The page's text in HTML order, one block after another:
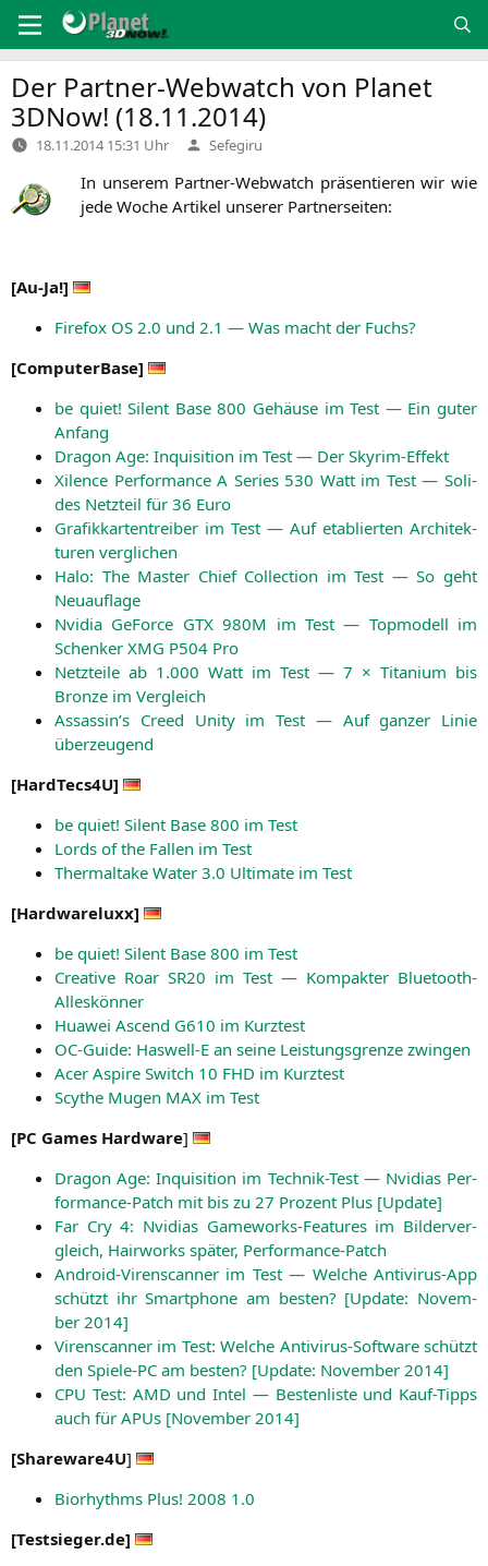
Inhalt
springen
Der Partner-Webwatch von Planet
3DNow! (18.11.2014)
18.11.2014 15:31 Uhr Verfasst
von
Sefegiru
In unse­rem Part­ner-Web­watch prä­sen­tie­ren wir wie
jede Woche Arti­kel unse­rer Partnerseiten:
[Au-Ja!]
Fire­fox OS 2.0 und 2.1 — Was macht der Fuchs?
[Com­pu­ter­Ba­se]
be quiet! Silent Base 800 Gehäu­se im Test — Ein guter
Anfang
Dra­gon Age: Inqui­si­ti­on im Test — Der Skyrim-Effekt
Xilence Per­for­mance A Series 530 Watt im Test — Soli­
des Netz­teil für 36 Euro
Gra­fik­kar­ten­trei­ber im Test — Auf eta­blier­ten Archi­tek­
tu­ren verglichen
Halo: The Mas­ter Chief Coll­ec­tion im Test — So geht
Neuauflage
Nvi­dia GeForce GTX 980M im Test — Top­mo­dell im
Schen­ker XMG P504 Pro
Netz­tei­le ab 1.000 Watt im Test — 7 × Tita­ni­um bis
Bron­ze im Vergleich
Assassin’s Creed Unity im Test — Auf gan­zer Linie
überzeugend
[HardTecs4U]
be quiet! Silent Base 800 im Test
Lords of the Fal­len im Test
Ther­mal­ta­ke Water 3.0 Ulti­ma­te im Test
[Hard­ware­lu­xx]
be quiet! Silent Base 800 im Test
Crea­ti­ve Roar SR20 im Test — Kom­pak­ter Bluetooth-
Alleskönner
Hua­wei Ascend G610 im Kurztest
OC-Gui­de: Haswell‑E an sei­ne Leis­tungs­gren­ze zwingen
Acer Aspi­re Switch 10 FHD im Kurztest
Scy­the Mugen MAX im Test
[PC Games Hard­ware]
Dra­gon Age: Inqui­si­ti­on im Tech­nik-Test — Nvi­di­as Per­
for­mance-Patch mit bis zu 27 Pro­zent Plus [Update]
Far Cry 4: Nvi­di­as Game­works-Fea­tures im Bil­der­ver­
gleich, Hair­works spä­ter, Performance-Patch
Android-Viren­scan­ner im Test — Wel­che Anti­vi­rus-App
schützt ihr Smart­phone am bes­ten? [Update: Novem­
ber 2014]
Viren­scan­ner im Test: Wel­che Anti­vi­rus-Soft­ware schützt
den Spie­le-PC am bes­ten? [Update: Novem­ber 2014]
CPU Test: AMD und Intel — Bes­ten­lis­te und Kauf-Tipps
auch für APUs [Novem­ber 2014]
[Shareware4U]
Bio­rhyth­ms Plus! 2008 1.0
[Testsieger.de]